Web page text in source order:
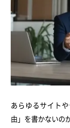
あらゆるサイト
由」を書かないの